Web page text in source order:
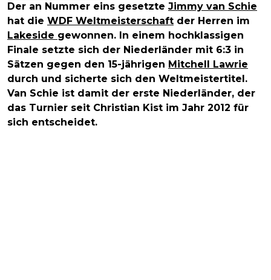
Der an Nummer eins gesetzte Jimmy van Schie
hat die WDF Weltmeisterschaft der Herren im
Lakeside gewonnen. In einem hochklassigen
Finale setzte sich der Niederländer mit 6:3 in
Sätzen gegen den 15-jährigen Mitchell Lawrie
durch und sicherte sich den Weltmeistertitel.
Van Schie ist damit der erste Niederländer, der
das Turnier seit Christian Kist im Jahr 2012 für
sich entscheidet.